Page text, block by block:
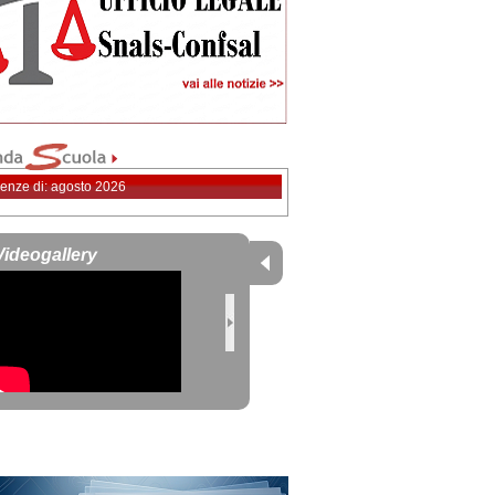
di: agosto 2026